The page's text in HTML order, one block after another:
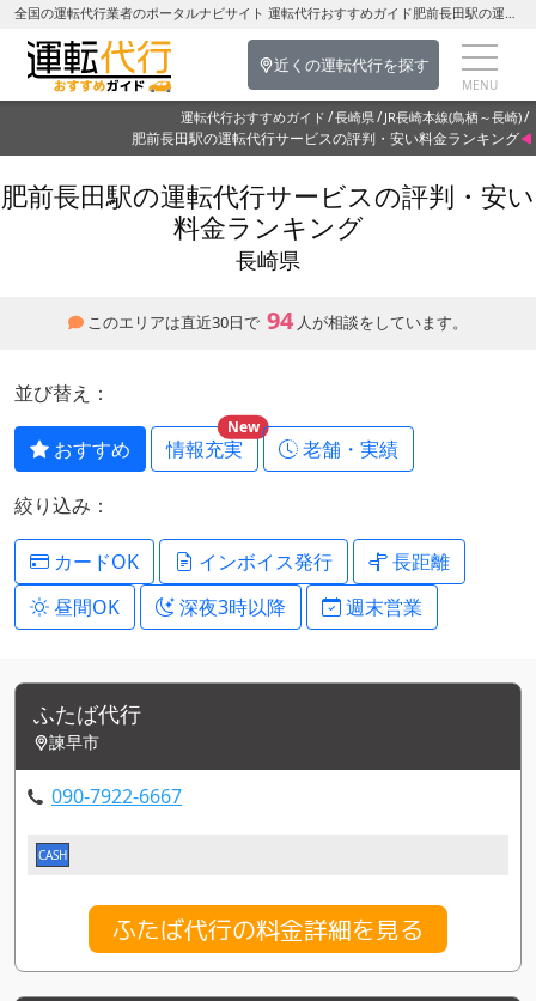
全国の運転代行業者のポータルナビサイト 運転代行おすすめガイド肥前長田駅の運転代行を探す-長崎県の運転代行
近くの運転代行を探す
運転代行おすすめガイド 長崎県 JR長崎本線(鳥栖～長崎)
肥前長田駅の運転代行サービスの評判・安い料金ランキング
肥前長田駅の運転代行サービスの評判・安い
料金ランキング
長崎県
このエリアは直近30日で 94 人が相談をしています。
並び替え：
おすすめ 情報充実
New
老舗・実績
絞り込み：
カードOK インボイス発行
長距離
昼間OK
深夜3時以降 週末営業
ふたば代行
諫早市
090-7922-6667
CASH
ふたば代行の料金詳細を見る